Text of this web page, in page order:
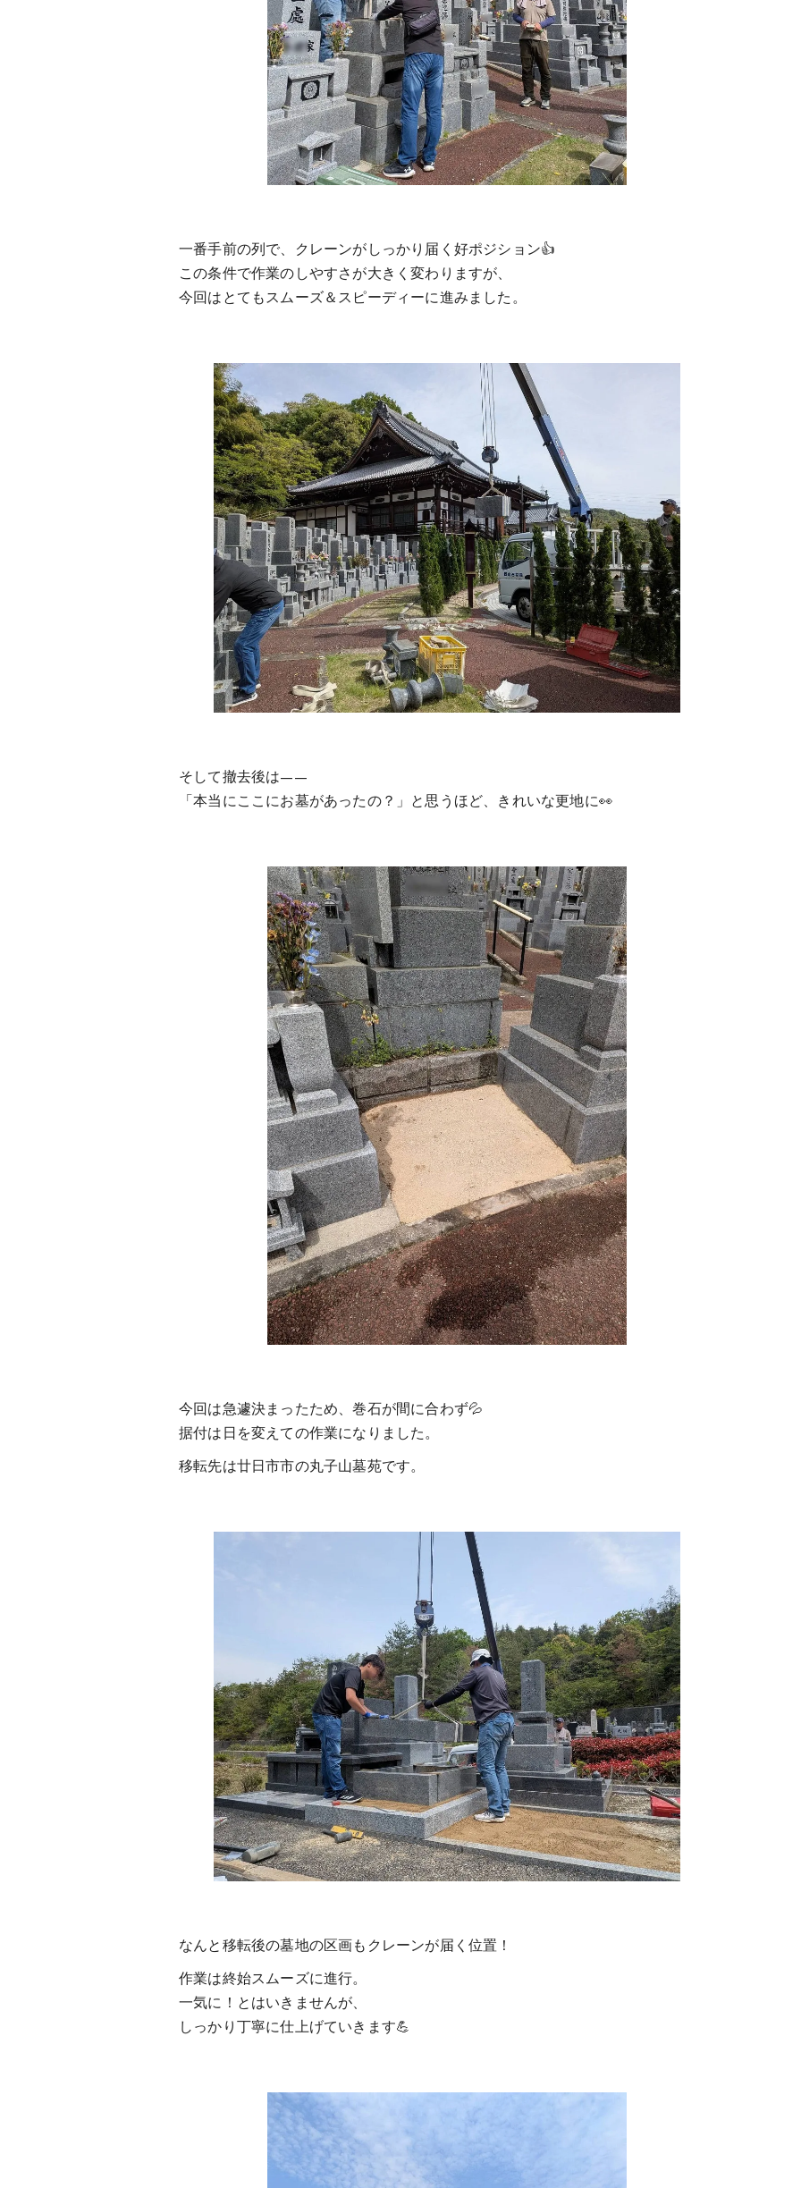
一番手前の列で、クレーンがしっかり届く好ポジション👍
この条件で作業のしやすさが大きく変わりますが、
今回はとてもスムーズ＆スピーディーに進みました。
そして撤去後は——
「本当にここにお墓があったの？」と思うほど、きれいな更地に👀
今回は急遽決まったため、巻石が間に合わず💦
据付は日を変えての作業になりました。
移転先は廿日市市の丸子山墓苑です。
なんと移転後の墓地の区画もクレーンが届く位置！
作業は終始スムーズに進行。
一気に！とはいきませんが、
しっかり丁寧に仕上げていきます💪